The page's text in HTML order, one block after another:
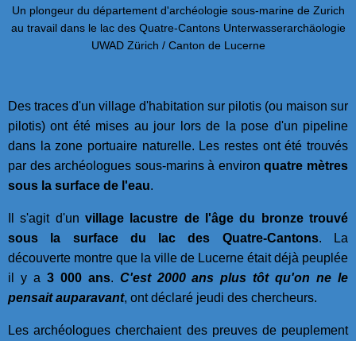
Un plongeur du département d'archéologie sous-marine de Zurich
au travail dans le lac des Quatre-Cantons Unterwasserarchäologie
UWAD Zürich / Canton de Lucerne
Des traces d'un village d'habitation sur pilotis (ou maison sur
pilotis) ont été mises au jour lors de la pose d'un pipeline
dans la zone portuaire naturelle. Les restes ont été trouvés
par des archéologues sous-marins à environquatre mètres
sous la surface de l'eau.
Il s'agit d'un village lacustre de l'âge du bronze trouvé
sous la surface du lac des Quatre-Cantons. La
découverte montre que la ville de Lucerne était déjà peuplée
il y a 3 000 ans. C'est 2000 ans plus tôt qu'on ne le
pensait auparavant, ont déclaré jeudi des chercheurs.
Les archéologues cherchaient des preuves de peuplement